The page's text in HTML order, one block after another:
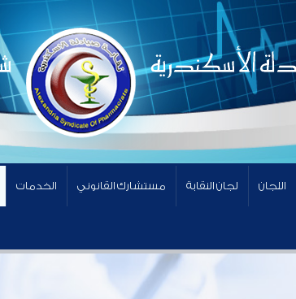
اللجان لجان النقابة مستشارك القانوني الخدمات